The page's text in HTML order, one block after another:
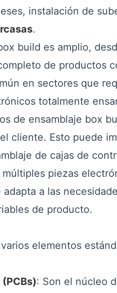
instalación de
.
build es amplio,
de productos
en sectores que
totalmente
de ensamblaje box
cliente. Esto puede
de cajas de
piezas
adapta a las
de producto.
elementos
: Son el núcleo